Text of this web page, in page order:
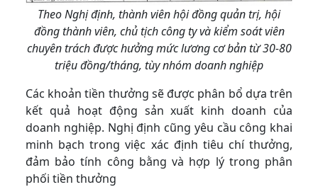
Theo Nghị định, thành viên hội đồng quản trị, hội
đồng thành viên, chủ tịch công ty và kiểm soát viên
chuyên trách được hưởng mức lương cơ bản từ 30-80
triệu đồng/tháng, tùy nhóm doanh nghiệp
Các khoản tiền thưởng sẽ được phân bổ dựa trên
kết quả hoạt động sản xuất kinh doanh của
doanh nghiệp. Nghị định cũng yêu cầu công khai
minh bạch trong việc xác định tiêu chí thưởng,
đảm bảo tính công bằng và hợp lý trong phân
phối tiền thưởng